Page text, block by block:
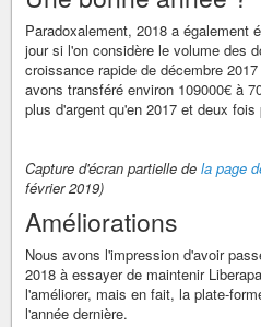
Paradoxalement, 2018 a également
jour si l'on considère le volume des
croissance rapide de décembre
avons transféré environ 109000€ à
plus d'argent qu'en 2017 et deux
Capture d'écran partielle de la page
février 2019)
Améliorations
Nous avons l'impression d'avoir
2018 à essayer de maintenir
l'améliorer, mais en fait, la plate-
l'année dernière.